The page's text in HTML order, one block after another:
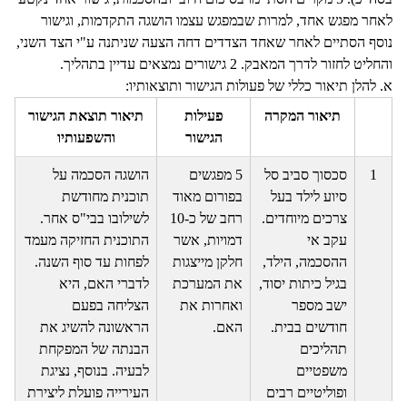
לאחר מפגש אחד, למרות שבמפגש עצמו הושגה התקדמות, וגישור
נוסף הסתיים לאחר שאחד הצדדים דחה הצעה שניתנה ע"י הצד השני,
והחליט לחזור לדרך המאבק. 2 גישורים נמצאים עדיין בתהליך.
א. להלן תיאור כללי של פעולות הגישור ותוצאותיו:
תיאור המקרה
פעילות
הגישור
תיאור תוצאת הגישור
והשפעותיו
1
סכסוך סביב סל
סיוע לילד בעל
צרכים מיוחדים.
עקב אי
ההסכמה, הילד,
בגיל כיתות יסוד,
ישב מספר
חודשים בבית.
תהליכים
משפטיים
ופוליטיים רבים
5 מפגשים
בפורום מאוד
רחב של כ-10
דמויות, אשר
חלקן מייצגות
את המערכת
ואחרות את
האם.
הושגה הסכמה על
תוכנית מחודשת
לשילובו בבי"ס אחר.
התוכנית החזיקה מעמד
לפחות עד סוף השנה.
לדברי האם, היא
הצליחה בפעם
הראשונה להשיג את
הבנתה של המפקחת
לבעיה. בנוסף, נציגת
העירייה פועלת ליצירת